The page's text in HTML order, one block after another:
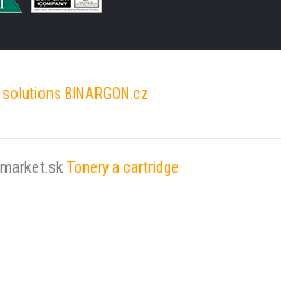
solutions BINARGON.cz
Tonery a cartridge